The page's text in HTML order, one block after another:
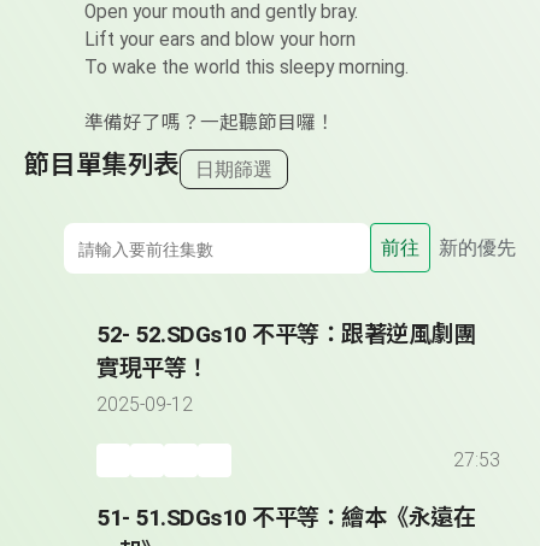
Open your mouth and gently bray.
Lift your ears and blow your horn
To wake the world this sleepy morning.
準備好了嗎？一起聽節目囉！
節目單集列表 日期篩選
前往 新的優先
52- 52.SDGs10 不平等：跟著逆風劇團
實現平等！
2025-09-12
27:53
51- 51.SDGs10 不平等：繪本《永遠在